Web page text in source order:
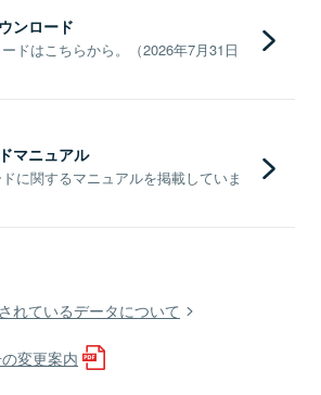
ンロード
ドはこちらから。（2026年7月31日
マニュアル
に関するマニュアルを掲載していま
れているデータについて
変更案内